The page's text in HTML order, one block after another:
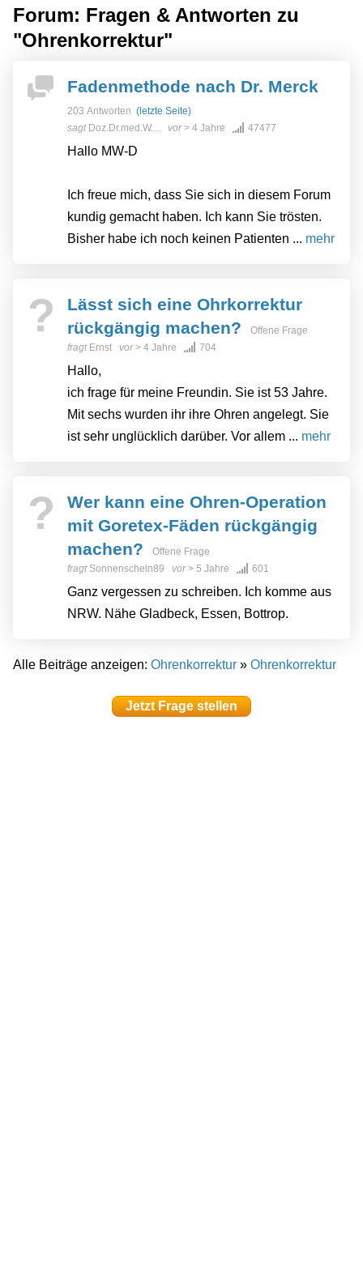
Forum: Fragen & Antworten zu
"Ohrenkorrektur"
Fadenmethode nach Dr. Merck
203 Antworten (letzte Seite)
sagt Doz.Dr.med.W.... vor> 4 Jahre 47477
Hallo MW-D
Ich freue mich, dass Sie sich in diesem Forum
kundig gemacht haben. Ich kann Sie trösten.
Bisher habe ich noch keinen Patienten ... mehr
?
Lässt sich eine Ohrkorrektur
rückgängig machen?
Offene Frage
fragt Ernst vor> 4 Jahre 704
Hallo,
ich frage für meine Freundin. Sie ist 53 Jahre.
Mit sechs wurden ihr ihre Ohren angelegt. Sie
ist sehr unglücklich darüber. Vor allem ... mehr
?
Wer kann eine Ohren-Operation
mit Goretex-Fäden rückgängig
machen?
Offene Frage
fragt Sonnenschein89 vor> 5 Jahre 601
Ganz vergessen zu schreiben. Ich komme aus
NRW. Nähe Gladbeck, Essen, Bottrop.
Alle Beiträge anzeigen: Ohrenkorrektur » Ohrenkorrektur
Jetzt Frage stellen